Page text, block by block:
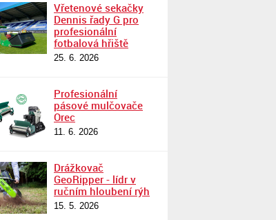
Vřetenové sekačky
Dennis řady G pro
profesionální
fotbalová hřiště
25. 6. 2026
Profesionální
pásové mulčovače
Orec
11. 6. 2026
Drážkovač
GeoRipper - lídr v
ručním hloubení rýh
15. 5. 2026